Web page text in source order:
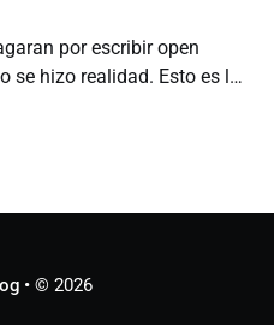
por escribir open
se hizo realidad. Esto es lo
• © 2026